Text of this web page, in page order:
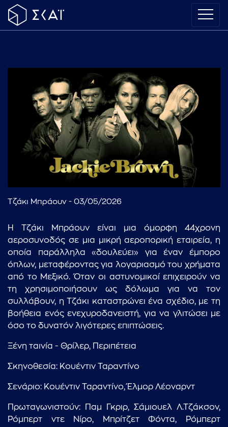
Τζάκι Μπράουν - 03/05/2026
Η Τζάκι Μπράουν είναι μια όμορφη 44χρονη
αεροσυνοδός σε μια μικρή αεροπορική εταιρεία, η
οποία παράλληλα «δουλεύει» για έναν έμπορο
όπλων, μεταφέροντας για λογαριασμό του χρήματα
από το Μεξικό. Όταν οι αστυνομικοί επιχειρούν να
τη χρησιμοποιήσουν ως δόλωμα για να τον
συλλάβουν, η Τζάκι καταστρώνει ένα σχέδιο, με τη
βοήθεια ενός ενεχυροδανειστή, για να γλιτώσει με
όσο το δυνατόν λιγότερες επιπτώσεις.
Ξένη ταινία - Θρίλερ, Περιπέτεια
Σκηνοθεσία: Κουέντιν Ταραντίνο
Σενάριο: Κουέντιν Ταραντίνο, Έλμορ Λέοναρντ
Πρωταγωνιστούν: Παμ Γκριρ, Σάμιουελ Λ.Τζάκσον,
Ρόμπερτ ντε Νίρο, Μπρίτζετ Φόντα, Ρόμπερτ